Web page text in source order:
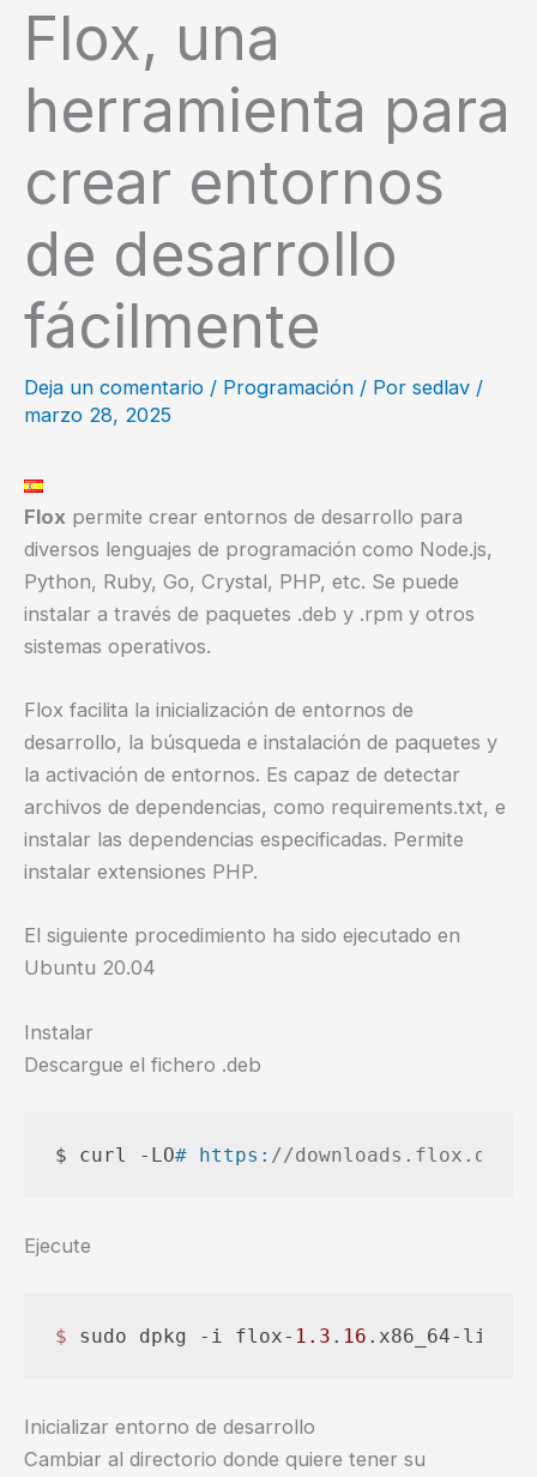
Flox, una
herramienta para
crear entornos
de desarrollo
fácilmente
Deja un comentario / Programación / Por sedlav /
marzo 28, 2025
Flox permite crear entornos de desarrollo para
diversos lenguajes de programación como Node.js,
Python, Ruby, Go, Crystal, PHP, etc. Se puede
instalar a través de paquetes .deb y .rpm y otros
sistemas operativos.
Flox facilita la inicialización de entornos de
desarrollo, la búsqueda e instalación de paquetes y
la activación de entornos. Es capaz de detectar
archivos de dependencias, como requirements.txt, e
instalar las dependencias especificadas. Permite
instalar extensiones PHP.
El siguiente procedimiento ha sido ejecutado en
Ubuntu 20.04
Instalar
Descargue el fichero .deb
$ curl -LO# https: //downloads.flox.dev/
Ejecute
$ sudo dpkg -i flox- 1.3 . 16 .x86_64-
Inicializar entorno de desarrollo
Cambiar al directorio donde quiere tener su